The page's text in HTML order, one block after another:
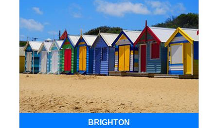
BRIGHTON